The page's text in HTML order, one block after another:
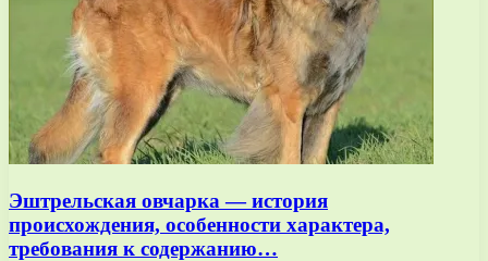
Эштрельская овчарка — история
происхождения, особенности характера,
требования к содержанию…